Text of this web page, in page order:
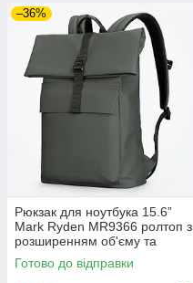
–36%
Рюкзак для ноутбука 15.6”
Mark Ryden MR9366 ролтоп з
розширенням об'єму та
захистом від вологи
(Зелений)
Готово до відправки